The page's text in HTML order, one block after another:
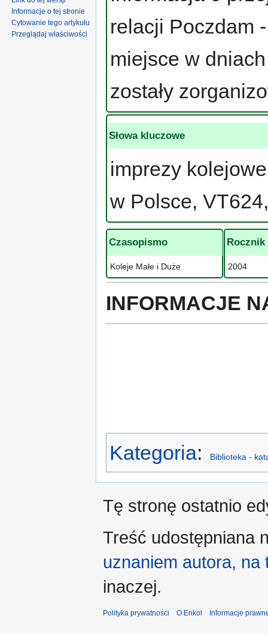
relacji Poczdam
miejsce w
zostały
Słowa kluczowe
imprezy
w Polsce,
Czasopismo
Koleje Małe i Duże
Rocznik
2004
INFORMACJE
Kategoria: Biblioteka -
Informacje o tej stronie
Cytowanie tego artykułu
Przeglądaj właściwości
Tę stronę ostatnio
Treść udostępniana
uznaniem autora,
inaczej.
Polityka prywatności O Enkol Informacje